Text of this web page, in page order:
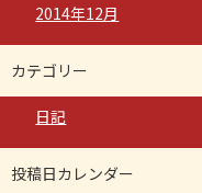
2014年12月
カテゴリー
日記
投稿日カレンダー